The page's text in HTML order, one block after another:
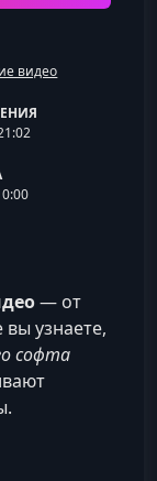
видео
— от
узнаете,
софта